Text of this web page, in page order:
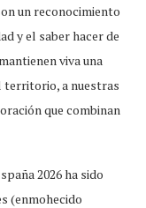
un reconocimiento
y el saber hacer de
viva una
territorio, a nuestras
que combinan
2026 ha sido
(enmohecido